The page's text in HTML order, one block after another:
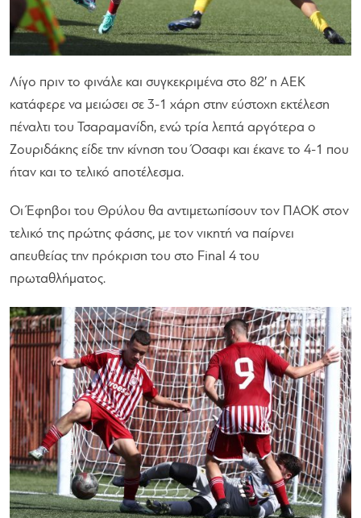
Λίγο πριν το φινάλε και συγκεκριμένα στο 82′ η ΑΕΚ
κατάφερε να μειώσει σε 3-1 χάρη στην εύστοχη εκτέλεση
πέναλτι του Τσαραμανίδη, ενώ τρία λεπτά αργότερα ο
Ζουριδάκης είδε την κίνηση του Όσαφι και έκανε το 4-1 που
ήταν και το τελικό αποτέλεσμα.
Οι Έφηβοι του Θρύλου θα αντιμετωπίσουν τον ΠΑΟΚ στον
τελικό της πρώτης φάσης, με τον νικητή να παίρνει
απευθείας την πρόκριση του στο Final 4 του
πρωταθλήματος.